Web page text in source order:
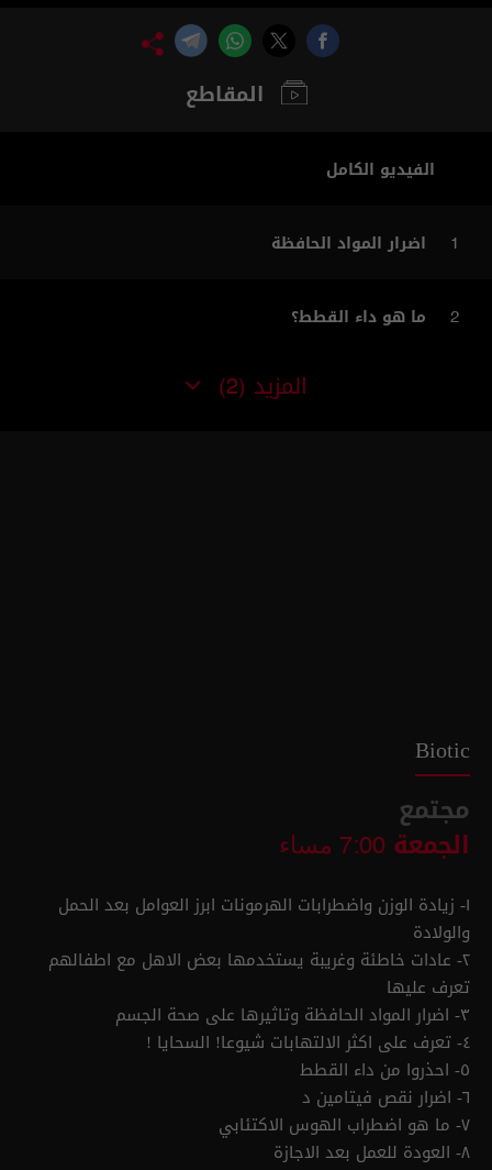
المقاطع
الفيديو الكامل
1 اضرار المواد الحافظة
2 ما هو داء القطط؟
المزيد (2)
Biotic
مجتمع
الجمعة 7:00 مساء
١- زيادة الوزن واضطرابات الهرمونات ابرز العوامل بعد الحمل
والولادة
٢- عادات خاطئة وغريبة يستخدمها بعض الاهل مع اطفالهم
تعرف عليها
٣- اضرار المواد الحافظة وتاثيرها على صحة الجسم
٤- تعرف على اكثر الالتهابات شيوعا! السحايا !
٥- احذروا من داء القطط
٦- اضرار نقص فيتامين د
٧- ما هو اضطراب الهوس الاكتئابي
٨- العودة للعمل بعد الاجازة